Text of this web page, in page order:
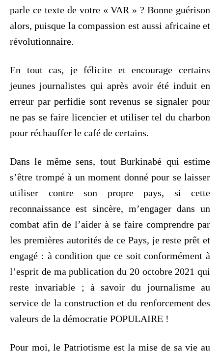
parle ce texte de votre « VAR » ? Bonne guérison
alors, puisque la compassion est aussi africaine et
révolutionnaire.
En tout cas, je félicite et encourage certains
jeunes journalistes qui après avoir été induit en
erreur par perfidie sont revenus se signaler pour
ne pas se faire licencier et utiliser tel du charbon
pour réchauffer le café de certains.
Dans le même sens, tout Burkinabé qui estime
s’être trompé à un moment donné pour se laisser
utiliser contre son propre pays, si cette
reconnaissance est sincère, m’engager dans un
combat afin de l’aider à se faire comprendre par
les premières autorités de ce Pays, je reste prêt et
engagé : à condition que ce soit conformément à
l’esprit de ma publication du 20 octobre 2021 qui
reste invariable ; à savoir du journalisme au
service de la construction et du renforcement des
valeurs de la démocratie POPULAIRE !
Pour moi, le Patriotisme est la mise de sa vie au